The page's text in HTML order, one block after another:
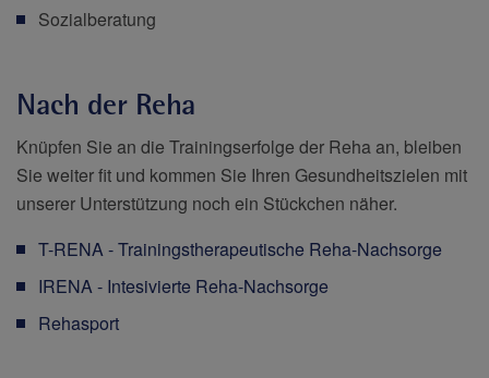
Sozialberatung
Nach der Reha
Knüpfen Sie an die Trainingserfolge der Reha an, bleiben
Sie weiter fit und kommen Sie Ihren Gesundheitszielen mit
unserer Unterstützung noch ein Stückchen näher.
T-RENA - Trainingstherapeutische Reha-Nachsorge
IRENA - Intesivierte Reha-Nachsorge
Rehasport